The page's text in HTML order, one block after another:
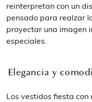
reinterpretan con un
pensado para realzar
proyectar una imagen
especiales.
Elegancia y
Los vestidos fiesta